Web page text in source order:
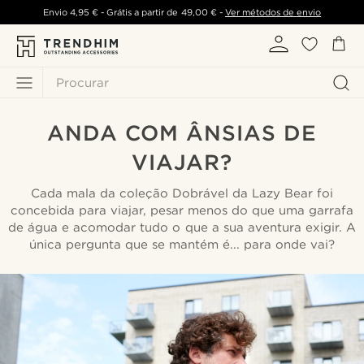
Procurar
Envio 4,95 €- Grátis a partir de 49,00 €- Ver métodos de envio
ANDA COM ÂNSIAS DE
VIAJAR?
Cada mala da coleção Dobrável da Lazy Bear foi
concebida para viajar, pesar menos do que uma garrafa
de água e acomodar tudo o que a sua aventura exigir. A
única pergunta que se mantém é... para onde vai?